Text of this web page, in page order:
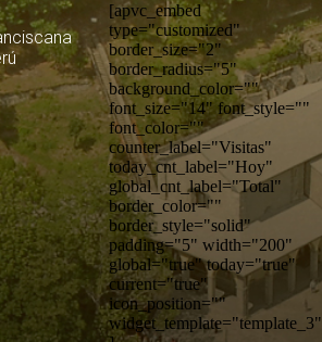
[apvc_embed
type="customized"
border_size="2"
border_radius="5"
background_color=""
font_size="14" font_style=""
font_color=""
counter_label="Visitas"
today_cnt_label="Hoy"
global_cnt_label="Total"
border_color=""
border_style="solid"
padding="5" width="200"
global="true" today="true"
current="true"
icon_position=""
widget_template="template_3"